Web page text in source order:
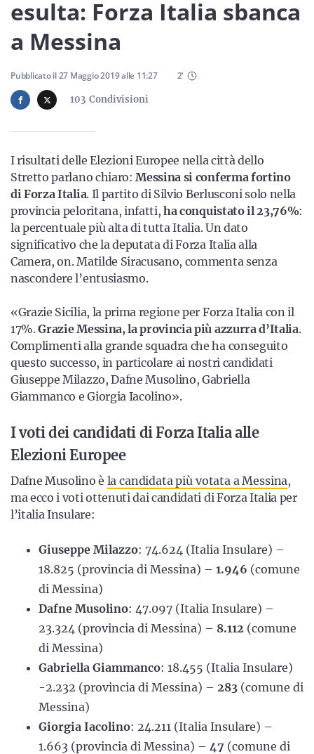
Servizi
Resta sempre aggiornato con le ultime news, iscriviti alla
Iscriviti
esulta: Forza Italia sbanca
a Messina
103 Condivisioni
Pubblicato il27 Maggio 2019alle 11:27 2'
I risultati delle Elezioni Europee nella città dello
Stretto parlano chiaro:Messina si conferma fortino
di Forza Italia. Il partito di Silvio Berlusconi solo nella
provincia peloritana, infatti, ha conquistato il 23,76%:
la percentuale più alta di tutta Italia. Un dato
significativo che la deputata di Forza Italia alla
Camera, on. Matilde Siracusano, commenta senza
nascondere l’entusiasmo.
«Grazie Sicilia, la prima regione per Forza Italia con il
17%.Grazie Messina, la provincia più azzurra d’Italia.
Complimenti alla grande squadra che ha conseguito
questo successo, in particolare ai nostri candidati
Giuseppe Milazzo, Dafne Musolino, Gabriella
Giammanco e Giorgia Iacolino».
I voti dei candidati di Forza Italia alle
Elezioni Europee
Dafne Musolino è la candidata più votata a Messina,
ma ecco i voti ottenuti dai candidati di Forza Italia per
l’italia Insulare:
Giuseppe Milazzo: 74.624 (Italia Insulare) –
18.825 (provincia di Messina) – 1.946 (comune
di Messina)
Dafne Musolino: 47.097 (Italia Insulare) –
23.324 (provincia di Messina) – 8.112 (comune
di Messina)
Gabriella Giammanco: 18.455 (Italia Insulare)
-2.232 (provincia di Messina) – 283 (comune di
Messina)
Giorgia Iacolino: 24.211 (Italia Insulare) –
1.663 (provincia di Messina) – 47 (comune di